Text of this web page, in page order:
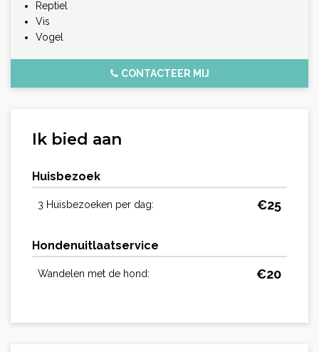
Reptiel
Vis
Vogel
CONTACTEER MIJ
Ik bied aan
Huisbezoek
3 Huisbezoeken per dag: €25
Hondenuitlaatservice
Wandelen met de hond: €20